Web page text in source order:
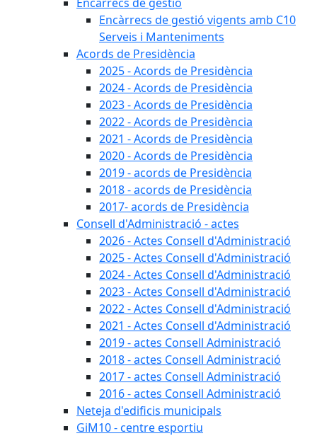
Encàrrecs de gestió vigents amb C10
Serveis i Manteniments
Acords de Presidència
2025 - Acords de Presidència
2024 - Acords de Presidència
2023 - Acords de Presidència
2022 - Acords de Presidència
2021 - Acords de Presidència
2020 - Acords de Presidència
2019 - acords de Presidència
2018 - acords de Presidència
2017- acords de Presidència
Consell d'Administració - actes
2026 - Actes Consell d'Administració
2025 - Actes Consell d'Administració
2024 - Actes Consell d'Administració
2023 - Actes Consell d'Administració
2022 - Actes Consell d'Administració
2021 - Actes Consell d'Administració
2019 - actes Consell Administració
2018 - actes Consell Administració
2017 - actes Consell Administració
2016 - actes Consell Administració
Neteja d'edificis municipals
GiM10 - centre esportiu